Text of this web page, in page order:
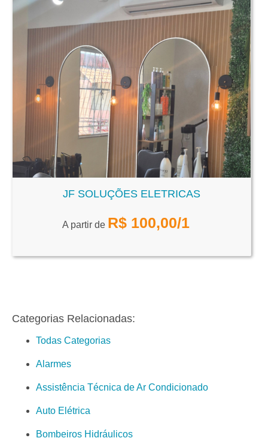
JF SOLUÇÕES ELETRICAS
A partir de R$ 100,00/1
Categorias Relacionadas:
Todas Categorias
Alarmes
Assistência Técnica de Ar Condicionado
Auto Elétrica
Bombeiros Hidráulicos